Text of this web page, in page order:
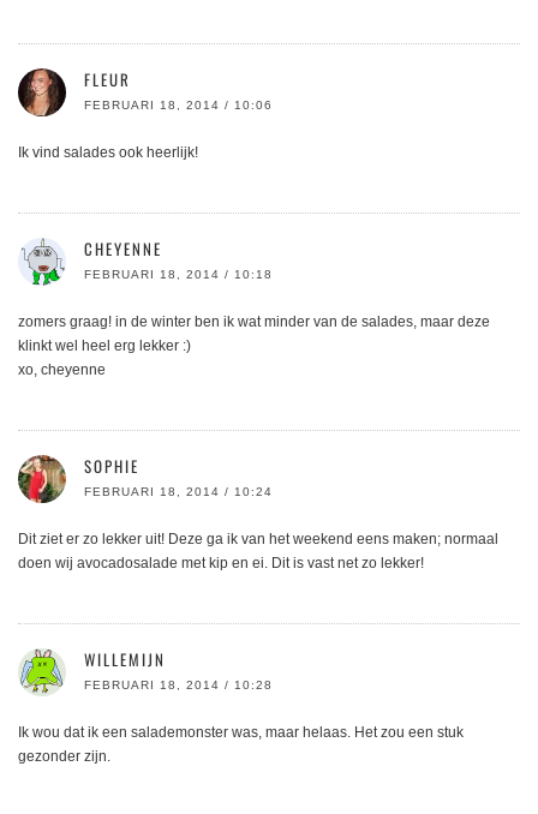
FLEUR
FEBRUARI 18, 2014 / 10:06
Ik vind salades ook heerlijk!
CHEYENNE
FEBRUARI 18, 2014 / 10:18
zomers graag! in de winter ben ik wat minder van de salades, maar deze
klinkt wel heel erg lekker :)
xo, cheyenne
SOPHIE
FEBRUARI 18, 2014 / 10:24
Dit ziet er zo lekker uit! Deze ga ik van het weekend eens maken; normaal
doen wij avocadosalade met kip en ei. Dit is vast net zo lekker!
WILLEMIJN
FEBRUARI 18, 2014 / 10:28
Ik wou dat ik een salademonster was, maar helaas. Het zou een stuk
gezonder zijn.